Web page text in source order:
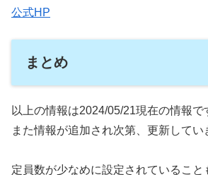
公式HP
まとめ
以上の情報は2024/05/21現在の情報で
また情報が追加され次第、更新してい
定員数が少なめに設定されているこ